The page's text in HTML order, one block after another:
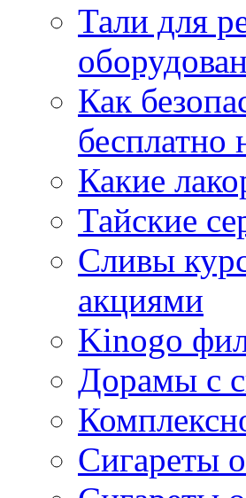
Тали для
Как
бесплатно
Какие
Тайские
Сливы
акциями
Kinogo
Дорамы с
Сигареты